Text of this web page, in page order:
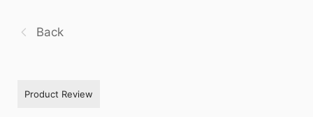
Back
Product Review